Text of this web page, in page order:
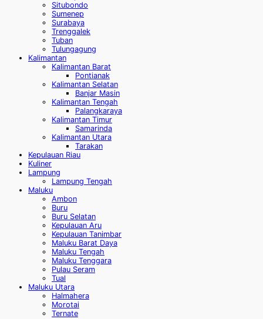
Situbondo
Sumenep
Surabaya
Trenggalek
Tuban
Tulungagung
Kalimantan
Kalimantan Barat
Pontianak
Kalimantan Selatan
Banjar Masin
Kalimantan Tengah
Palangkaraya
Kalimantan Timur
Samarinda
Kalimantan Utara
Tarakan
Kepulauan Riau
Kuliner
Lampung
Lampung Tengah
Maluku
Ambon
Buru
Buru Selatan
Kepulauan Aru
Kepulauan Tanimbar
Maluku Barat Daya
Maluku Tengah
Maluku Tenggara
Pulau Seram
Tual
Maluku Utara
Halmahera
Morotai
Ternate